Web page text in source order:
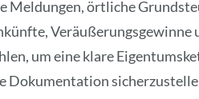
Meldungen, örtliche
Veräußerungsgewinne
um eine klare
Dokumentation